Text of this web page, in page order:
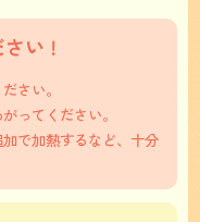
さい。
ってください。
で加熱するなど、十分